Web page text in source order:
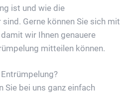
ist und wie die
Gerne können Sie sich mit
wir Ihnen genauere
mitteilen können.
Sie bei uns ganz einfach